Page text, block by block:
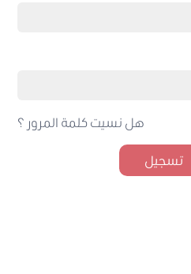
هل نسيت كلمة المرور ؟